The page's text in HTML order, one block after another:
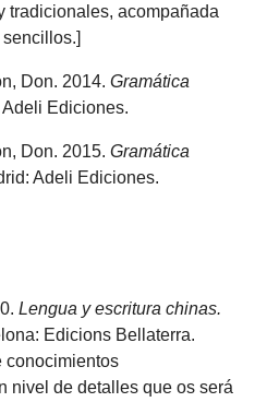
tradicionales, acompañada
Don. 2014.Gramática
Adeli Ediciones.
Don. 2015.Gramática
Adeli Ediciones.
Lengua y escritura chinas.
Edicions Bellaterra.
conocimientos
nivel de detalles que os será